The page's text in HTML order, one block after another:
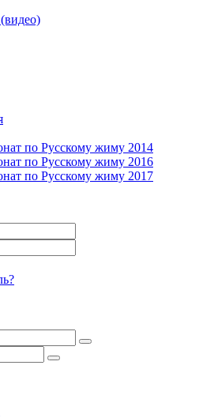
по Русскому жиму 2014
по Русскому жиму 2016
по Русскому жиму 2017